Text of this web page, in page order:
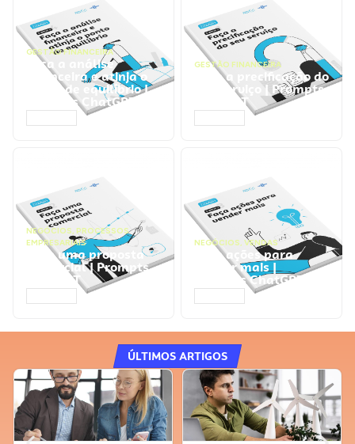
GESTÃO FINANCEIRA
Faça a análise
financeira e atinja o
ponto de equilíbrio |
Prompts ChatGPT
GESTÃO FINANCEIRA
Faça a precificação do
seu serviço | Prompts
ChatGPT
NEGÓCIOS, PROCESSOS
EMPRESARIAIS
Faça uma proposta
comercial | Prompts
ChatGPT
NEGÓCIOS, VENDAS
Faça ações para
vender mais |
Prompts ChatGPT
ÚLTIMOS ARTIGOS